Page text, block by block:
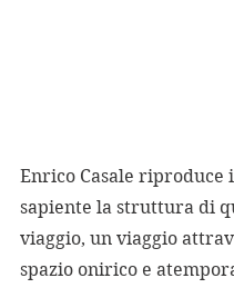
Enrico Casale riproduce
sapiente la struttura di
viaggio, un viaggio
spazio onirico e